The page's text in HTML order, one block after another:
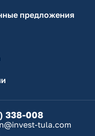
предложения
338-008
tula.com